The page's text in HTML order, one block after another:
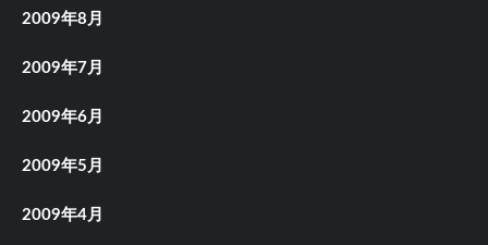
2009年8月
2009年7月
2009年6月
2009年5月
2009年4月